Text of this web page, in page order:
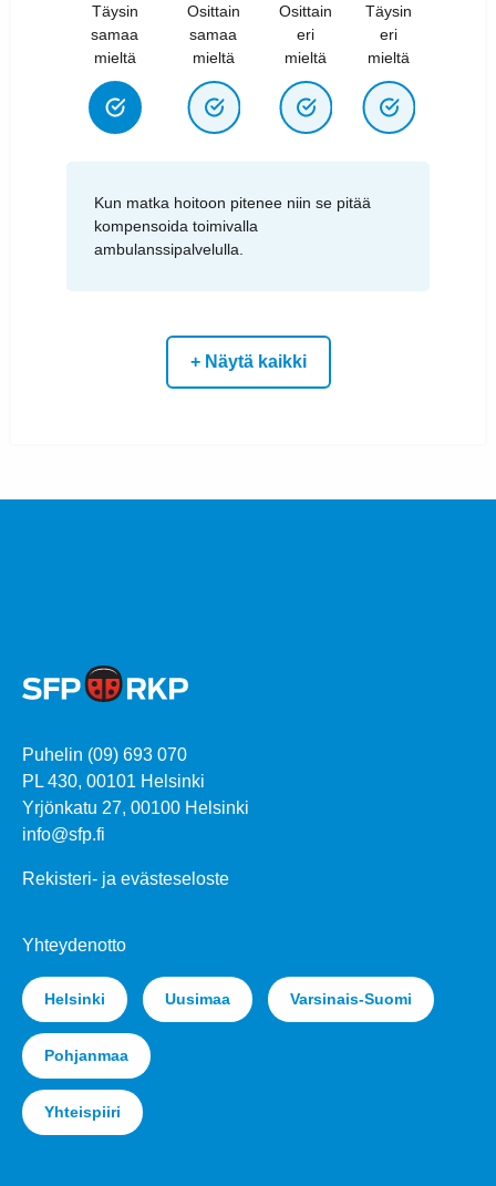
Täysin
samaa
mieltä
Osittain
samaa
mieltä
Osittain
eri
mieltä
Täysin
eri
mieltä
Kun matka hoitoon pitenee niin se pitää
kompensoida toimivalla
ambulanssipalvelulla.
+ Näytä kaikki
Puhelin (09) 693 070
PL 430, 00101 Helsinki
Yrjönkatu 27, 00100 Helsinki
info@sfp.fi
Rekisteri- ja evästeseloste
Yhteydenotto
Helsinki Uusimaa Varsinais-Suomi
Pohjanmaa
Yhteispiiri